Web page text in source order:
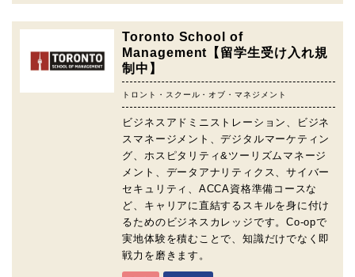
Toronto School of
Management【留学生受け入れ規
制中】
トロント・スクール・オブ・マネジメント
ビジネスアドミニストレーション、ビジネ
スマネージメント、デジタルマーケティン
グ、ホスピタリティ&ツーリズムマネージ
メント、データアナリティクス、サイバー
セキュリティ、ACCA資格準備コースな
ど、キャリアに直結するスキルを身に付け
るためのビジネスカレッジです。Co-opで
実地体験を積むことで、知識だけでなく即
戦力を磨きます。